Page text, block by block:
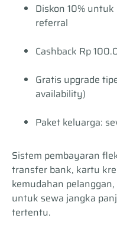
Diskon 10%
referral
Cashback Rp
Gratis upgrade
availability)
Paket keluarga:
Sistem pembayaran
transfer bank, kartu
kemudahan
untuk sewa jangka
tertentu.